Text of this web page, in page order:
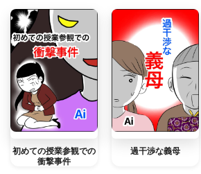
初めての授業参観での
衝撃事件
過干渉な義母